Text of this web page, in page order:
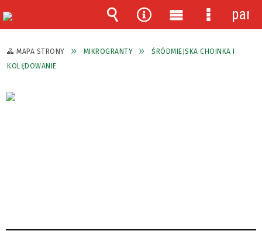
MAPA STRONY MIKROGRANTY
ŚRÓDMIEJSKA CHOINKA I
KOLĘDOWANIE
Wyszukiwarka
Narzędzia
Menu
główne
Menu